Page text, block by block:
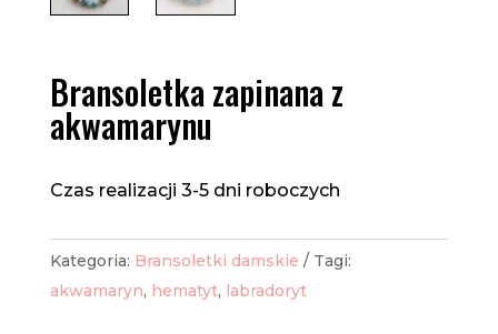
Bransoletka zapinana z
akwamarynu
Czas realizacji 3-5 dni roboczych
Kategoria: Bransoletki damskie
Tagi:
akwamaryn, hematyt, labradoryt